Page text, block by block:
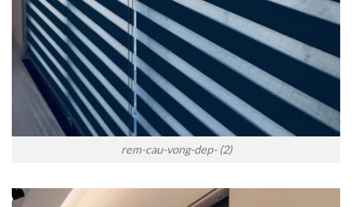
rem-cau-vong-dep- (2)